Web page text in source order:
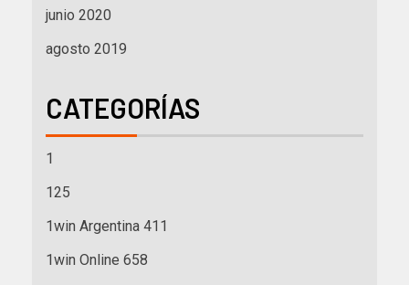
junio 2020
agosto 2019
CATEGORÍAS
1
125
1win Argentina 411
1win Online 658